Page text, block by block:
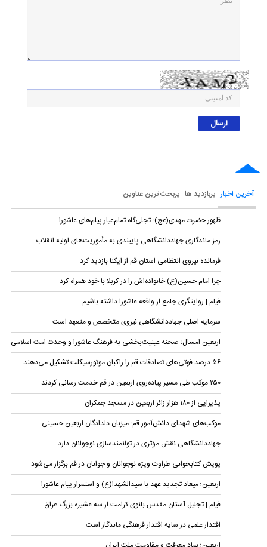
آخرین اخبار پربازدید ها پربحث ترین عناوین
ظهور حضرت مهدی(عج)؛ تجلی‌گاه تمام‌عیار پیام‌های عاشورا
رمز ماندگاری جهاددانشگاهی پایبندی به مأموریت‌های اولیه انقلاب
فرمانده نیروی انتظامی استان قم از ایکنا بازدید کرد
چرا امام حسین(ع) خانواده‌اش را در کربلا با خود همراه کرد
فیلم | روایتگری جامع از واقعه عاشورا داشته باشیم
سرمایه اصلی جهاددانشگاهی نیروی متخصص و متعهد است
اربعین امسال؛ صحنه عینیت‌بخشی به فرهنگ عاشورا و وحدت امت اسلامی
۵۶ درصد فوتی‌های تصادفات قم را راکبان موتورسیکلت تشکیل می‌دهند
۲۵۰ موکب طی مسیر پیاده‌روی اربعین در قم خدمت رسانی کردند
پذیرایی از ۱۸۰ هزار زائر اربعین در مسجد جمکران
موکب‌های شهدای دانش‌آموز قم؛ میزبان دلدادگان اربعین حسینی
جهاددانشگاهی نقش مؤثری در توانمندسازی نوجوانان دارد
پویش کتابخوانی طراوت ویژه نوجوانان و جوانان در قم برگزار می‌شود
اربعین؛ میعاد تجدید عهد با سیدالشهدا(ع) و استمرار پیام عاشورا
فیلم | تجلیل آستان مقدس بانوی کرامت از سه عشیره بزرگ عراق
اقتدار علمی در سایه اقتدار فرهنگی ماندگار است